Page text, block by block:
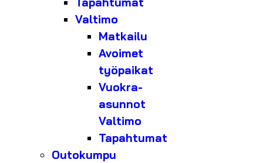
Valtimo
Matkailu
Avoimet
työpaikat
Vuokra-
asunnot
Valtimo
Tapahtumat
Outokumpu